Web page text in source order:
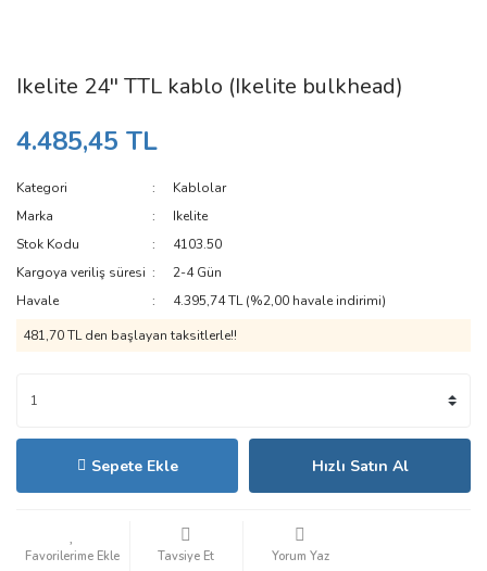
Ikelite 24'' TTL kablo (Ikelite bulkhead)
4.485,45 TL
Kategori
Kablolar
Marka
Ikelite
Stok Kodu
4103.50
Kargoya veriliş süresi
2-4 Gün
Havale
4.395,74 TL (%2,00 havale indirimi)
481,70 TL den başlayan taksitlerle!!
Sepete Ekle Hızlı Satın Al
Tavsiye Et Yorum Yaz